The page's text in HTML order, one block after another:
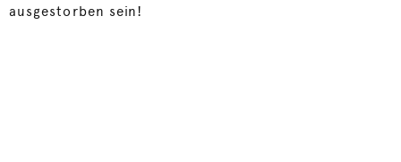
ausgestorben sein!